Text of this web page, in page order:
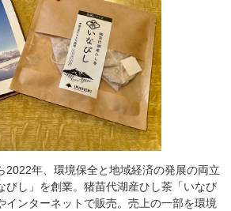
2022年、環境保全と地域経済の発展の両立
びし」を創業。猪苗代湖産ひし茶「いなび
インターネットで販売。売上の一部を環境